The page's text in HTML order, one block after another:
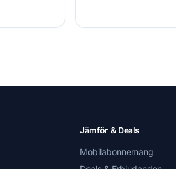
Jämför & Deals
Mobilabonnemang